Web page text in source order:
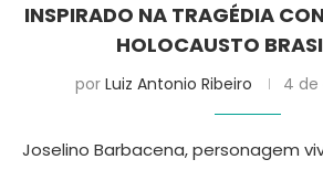
INSPIRADO NA TRAGÉDIA
HOLOCAUSTO
por Luiz Antonio Ribeiro 4 de
Joselino Barbacena, personagem